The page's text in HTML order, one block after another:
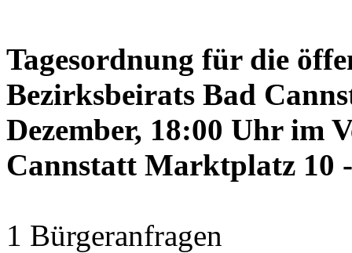
Tagesordnung für die
Bezirksbeirats Bad
Dezember, 18:00 Uhr im
Cannstatt Marktplatz 10
1 Bürgeranfragen